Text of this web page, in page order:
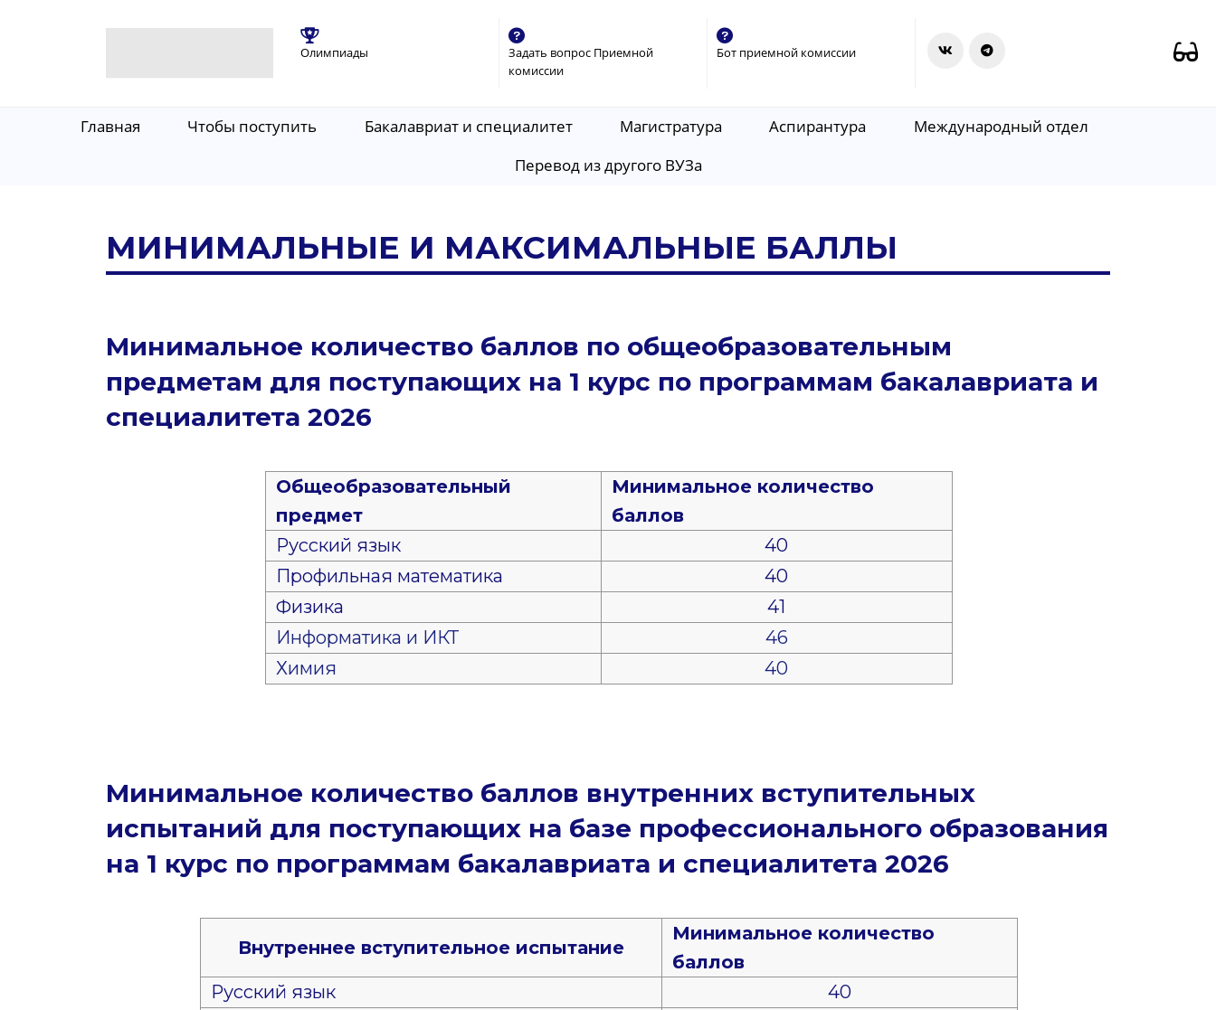
Олимпиады
Задать вопрос Приемной
комиссии
Бот приемной комиссии
Главная Чтобы поступить Бакалавриат и специалитет Магистратура Аспирантура
Международный отдел
Перевод из другого ВУЗа
МИНИМАЛЬНЫЕ И МАКСИМАЛЬНЫЕ БАЛЛЫ
Минимальное количество баллов по общеобразовательным
предметам для поступающих на 1 курс по программам бакалавриата и
специалитета 2026
Общеобразовательный
предмет
Минимальное количество
баллов
Русский язык
40
Профильная математика
40
Физика
41
Информатика и ИКТ
46
Химия
40
Минимальное количество баллов внутренних вступительных
испытаний для поступающих на базе профессионального образования
на 1 курс по программам бакалавриата и специалитета 2026
Внутреннее вступительное испытание
Минимальное количество
баллов
Русский язык
40